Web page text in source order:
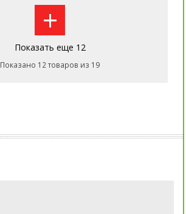
+
Показать еще 12
Показано 12 товаров из 19